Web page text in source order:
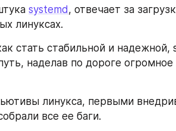
systemd , отвечает за
линуксах.
стать стабильной и надежной,
наделав по дороге
линукса, первыми
все ее баги.